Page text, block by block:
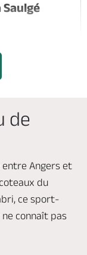
Saulgé
de
entre Angers et
du
ce sport-
connaît pas